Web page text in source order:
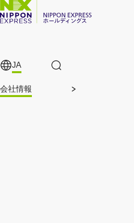
メインコンテンツに移動
JA
サイト内検索
会社情報